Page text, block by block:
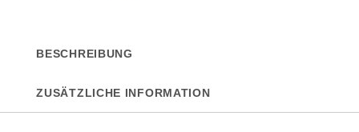
BESCHREIBUNG
ZUSÄTZLICHE INFORMATION